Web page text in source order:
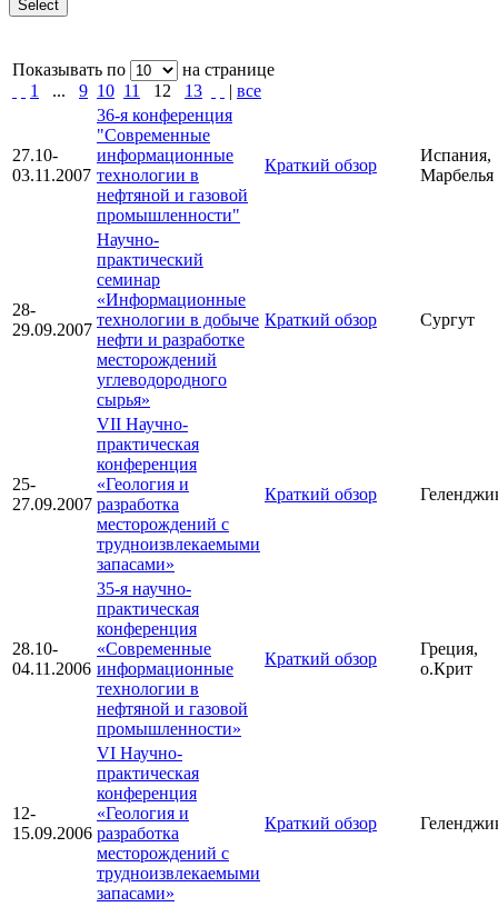
Показывать по
на странице
1
... 9 10 11 12 13 | все
27.10-
03.11.2007
36-я конференция
"Современные
информационные
технологии в
нефтяной и газовой
промышленности"
Краткий обзор
Испания,
Марбелья
28-
29.09.2007
Научно-
практический
семинар
«Информационные
технологии в добыче
нефти и разработке
месторождений
углеводородного
сырья»
Краткий обзор Сургут
25-
27.09.2007
VII Научно-
практическая
конференция
«Геология и
разработка
месторождений с
трудноизвлекаемыми
запасами»
Краткий обзор
28.10-
04.11.2006
35-я научно-
практическая
конференция
«Современные
информационные
технологии в
нефтяной и газовой
промышленности»
Краткий обзор
Греция,
о.Крит
12-
15.09.2006
VI Научно-
практическая
конференция
«Геология и
разработка
месторождений с
трудноизвлекаемыми
запасами»
Краткий обзор